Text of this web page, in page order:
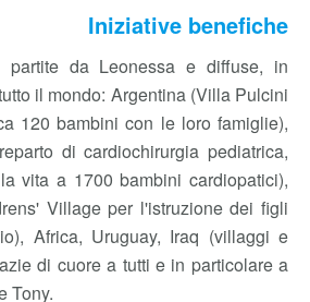
Iniziative benefiche
partite da Leonessa e diffuse, in
il mondo: Argentina (Villa Pulcini
120 bambini con le loro famiglie),
di cardiochirurgia pediatrica,
vita a 1700 bambini cardiopatici),
Village per l'istruzione dei figli
Africa, Uruguay, Iraq (villaggi e